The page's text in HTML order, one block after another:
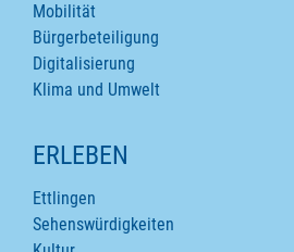
Mobilität
Bürgerbeteiligung
Digitalisierung
Klima und Umwelt
ERLEBEN
Ettlingen
Sehenswürdigkeiten